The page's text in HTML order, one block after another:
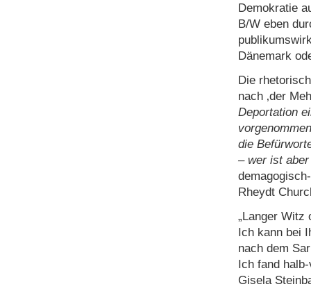
Demokratie
B/W eben
Dänemark
Die
nach ‚der
Deportation
die
– wer ist
Rheydt
„Langer Witz
Ich kann bei
nach dem
Ich fand
Gisela